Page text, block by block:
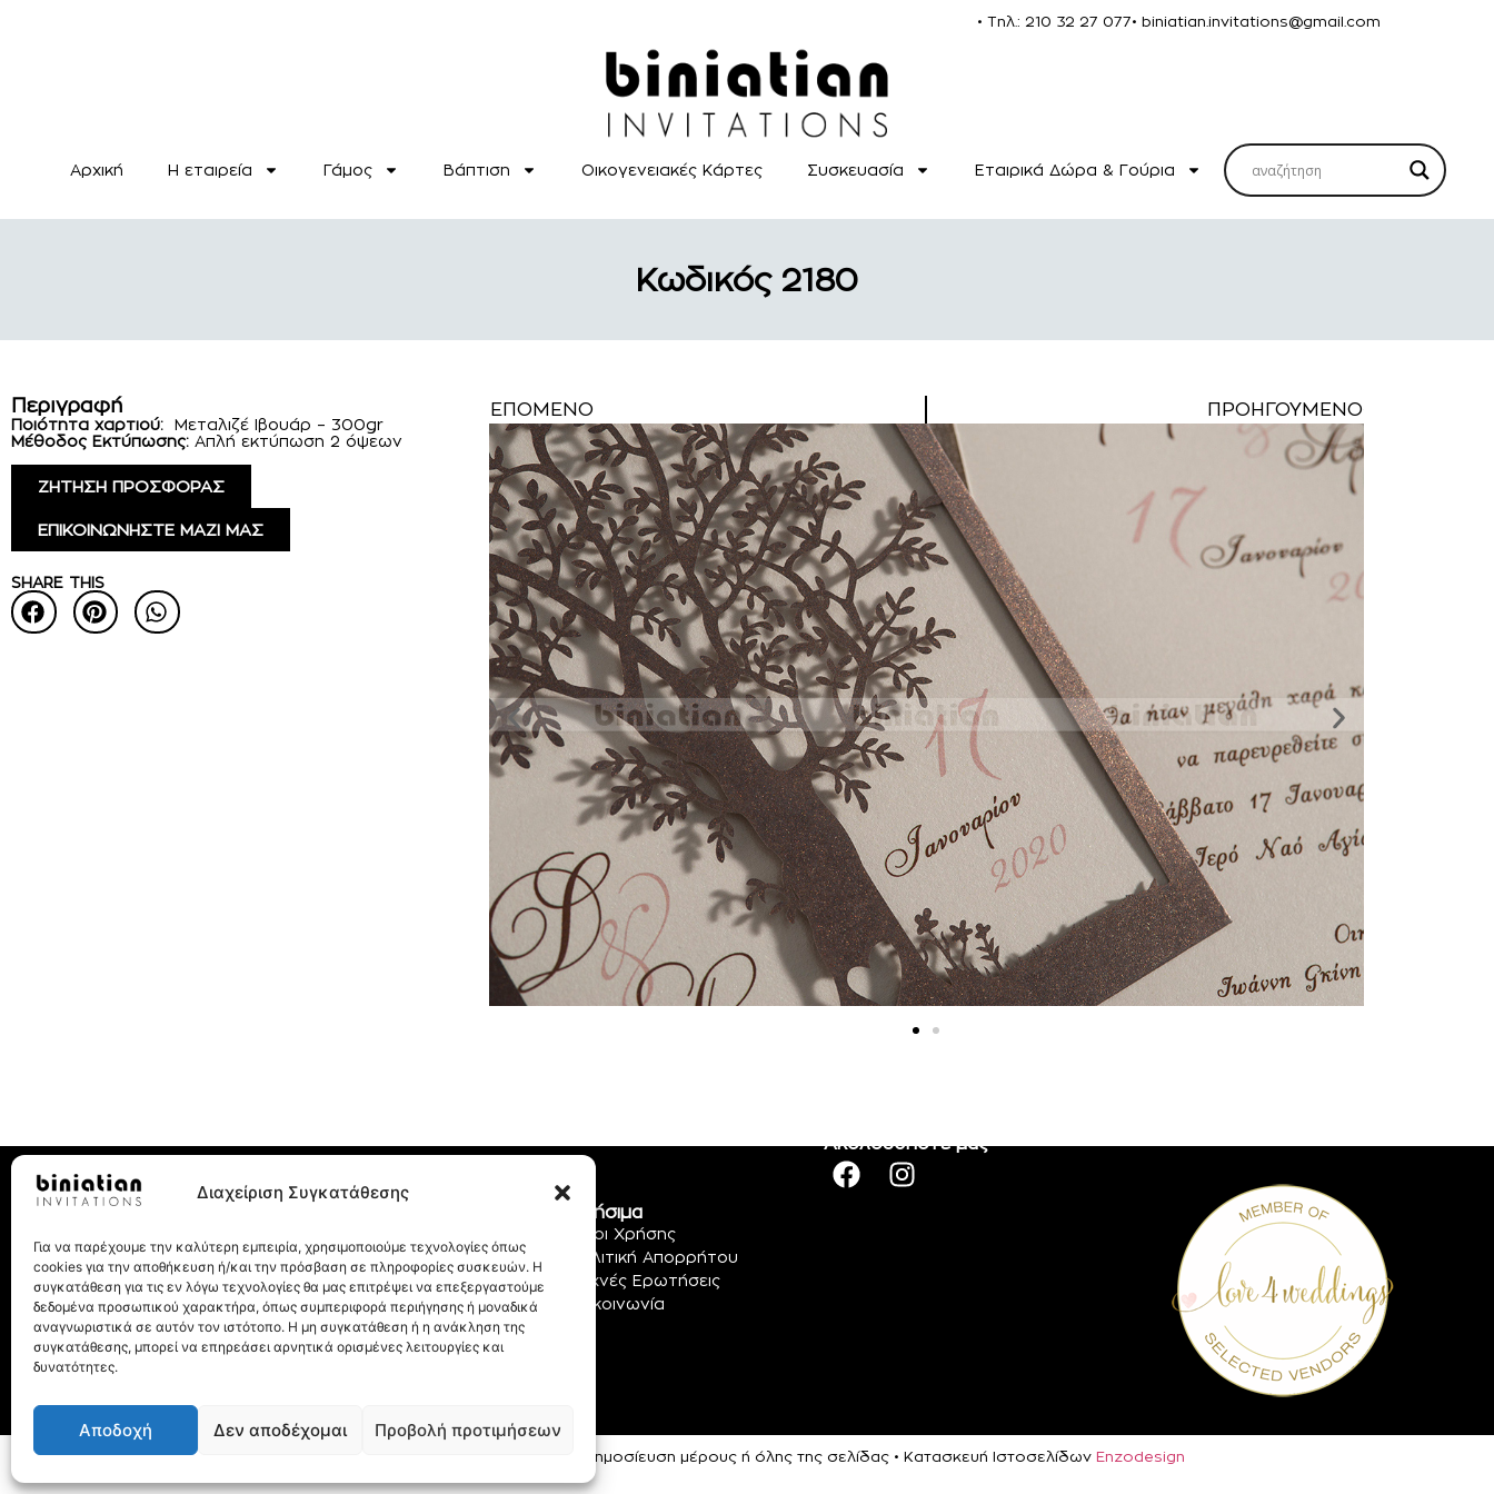
Διαχείριση Συγκατάθεσης
Για να παρέχουμε την καλύτερη εμπειρία, χρησιμοποιούμε τεχνολογίες όπως
cookies για την αποθήκευση ή/και την πρόσβαση σε πληροφορίες συσκευών. Η
συγκατάθεση για τις εν λόγω τεχνολογίες θα μας επιτρέψει να επεξεργαστούμε
δεδομένα προσωπικού χαρακτήρα, όπως συμπεριφορά περιήγησης ή μοναδικά
αναγνωριστικά σε αυτόν τον ιστότοπο. Η μη συγκατάθεση ή η ανάκληση της
συγκατάθεσης, μπορεί να επηρεάσει αρνητικά ορισμένες λειτουργίες και
δυνατότητες.
Αποδοχή Δεν αποδέχομαι Προβολή προτιμήσεων
• Τηλ.: 210 32 27 077• biniatian.invitations@gmail.com
Αρχική H εταιρεία Γάμος Βάπτιση Οικογενειακές Κάρτες Συσκευασία Εταιρικά Δώρα & Γούρια
Κωδικός 2180
Περιγραφή
Ποιότητα χαρτιού:
Μεταλιζέ Ιβουάρ – 300gr
Μέθοδος Εκτύπωσης: Απλή εκτύπωση 2 όψεων
ΖΗΤΗΣΗ ΠΡΟΣΦΟΡΑΣ
ΕΠΙΚΟΙΝΩΝΗΣΤΕ ΜΑΖΙ ΜΑΣ
SHARE THIS
ΕΠΌΜΕΝΟ ΠΡΟΗΓΟΎΜΕΝΟ
Λεωχάρους 8, 10562, Αθήνα
Τηλ.: 210 32 27 077
Χρήσιμα
Όροι Χρήσης
Πολιτική Απορρήτου
Συχνές Ερωτήσεις
Επικοινωνία
Ακολουθήστε μας
© Biniatian.gr – Απαγορεύεται η αναδημοσίευση μέρους ή όλης της σελίδας • Κατασκευή Ιστοσελίδων Enzodesign